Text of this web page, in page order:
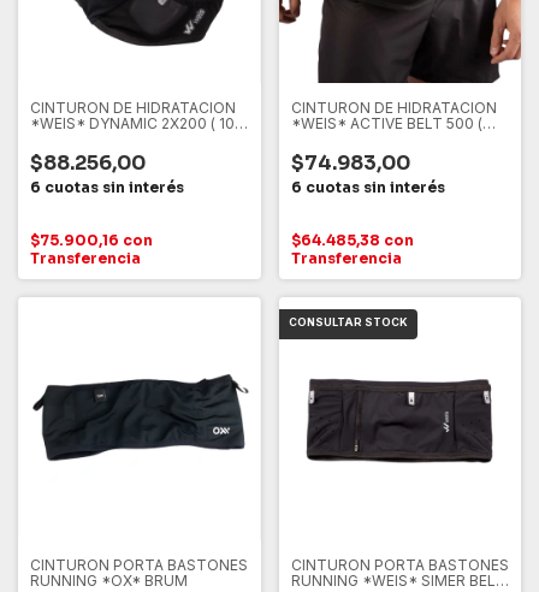
CINTURON DE HIDRATACION
*WEIS* DYNAMIC 2X200 ( 101-
$88.256,00
$75.900,16 con
Transferencia
CINTURON DE HIDRATACION
*WEIS* ACTIVE BELT 500 (
$74.983,00
$64.485,38 con
Transferencia
CINTURON PORTA BASTONES
RUNNING *OX* BRUM
CINTURON PORTA BASTONES
RUNNING *WEIS* SIMER BELT